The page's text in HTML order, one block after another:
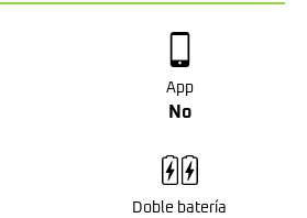
App
No
Doble batería